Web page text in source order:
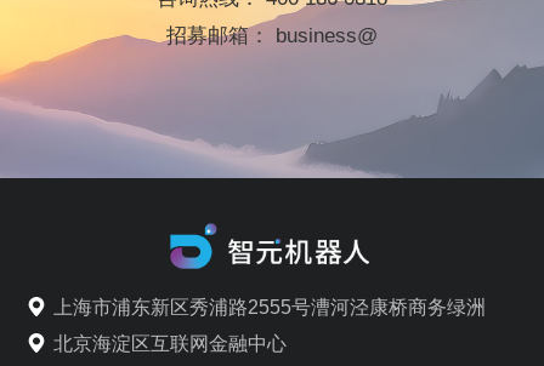
招募邮箱： business@
上海市浦东新区秀浦路2555号漕河泾康桥商务绿洲
北京海淀区互联网金融中心